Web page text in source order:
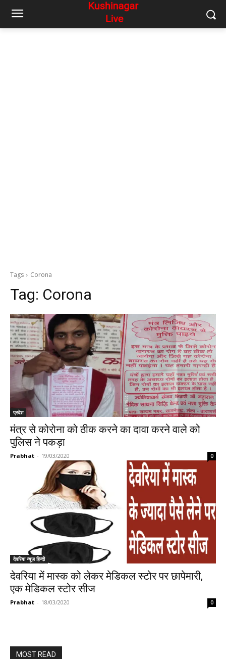
Tags Corona
Tag: Corona
प्रदेश
मंत्र से कोरोना को ठीक करने का दावा करने वाले को
पुलिस ने पकड़ा
Prabhat - 19/03/2020 0
देवरिया न्यूज़ हिन्दी
देवरिया में मास्क को लेकर मेडिकल स्टोर पर छापेमारी,
एक मेडिकल स्टोर सीज
Prabhat - 18/03/2020 0
MOST READ